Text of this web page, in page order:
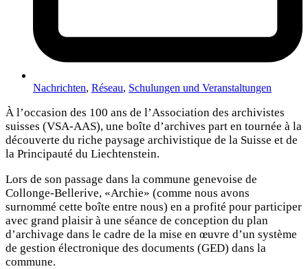
Nachrichten, Réseau, Schulungen und Veranstaltungen
À l’occasion des 100 ans de l’Association des archivistes
suisses (VSA-AAS), une boîte d’archives part en tournée à la
découverte du riche paysage archivistique de la Suisse et de
la Principauté du Liechtenstein.
Lors de son passage dans la commune genevoise de
Collonge-Bellerive, «Archie» (comme nous avons
surnommé cette boîte entre nous) en a profité pour participer
avec grand plaisir à une séance de conception du plan
d’archivage dans le cadre de la mise en œuvre d’un système
de gestion électronique des documents (GED) dans la
commune.